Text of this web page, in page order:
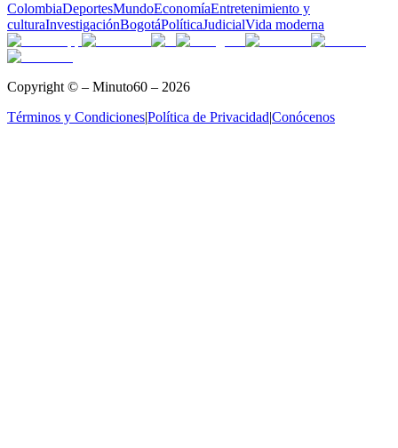
ColombiaDeportesMundoEconomíaEntretenimiento y
culturaInvestigaciónBogotáPolíticaJudicialVida moderna
Copyright © – Minuto60 – 2026
Términos y Condiciones|Política de Privacidad|Conócenos